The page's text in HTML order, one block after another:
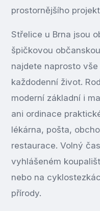
prostornějšího
Střelice u Brna jsou
špičkovou
najdete naprosto
každodenní život.
moderní základní i
ani ordinace
lékárna, pošta,
restaurace. Volný
vyhlášeném
nebo na
přírody.